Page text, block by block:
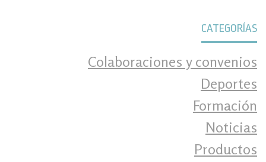
CATEGORÍAS
Colaboraciones y convenios
Deportes
Formación
Noticias
Productos